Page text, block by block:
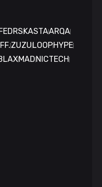
FEDRS KASTAARQA
ZUZU LOOPHYPE
MAD NICTECH